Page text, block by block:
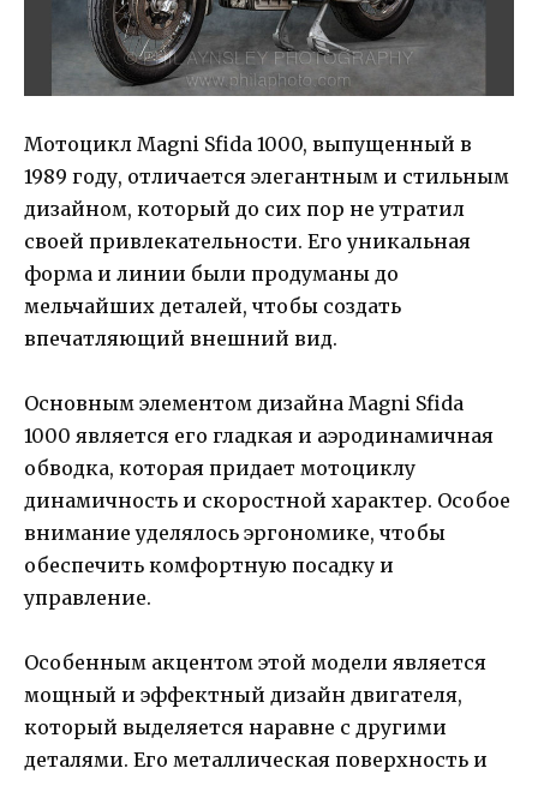
Мотоцикл Magni Sfida 1000, выпущенный в
1989 году, отличается элегантным и стильным
дизайном, который до сих пор не утратил
своей привлекательности. Его уникальная
форма и линии были продуманы до
мельчайших деталей, чтобы создать
впечатляющий внешний вид.
Основным элементом дизайна Magni Sfida
1000 является его гладкая и аэродинамичная
обводка, которая придает мотоциклу
динамичность и скоростной характер. Особое
внимание уделялось эргономике, чтобы
обеспечить комфортную посадку и
управление.
Особенным акцентом этой модели является
мощный и эффектный дизайн двигателя,
который выделяется наравне с другими
деталями. Его металлическая поверхность и